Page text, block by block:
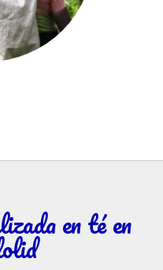
en té en